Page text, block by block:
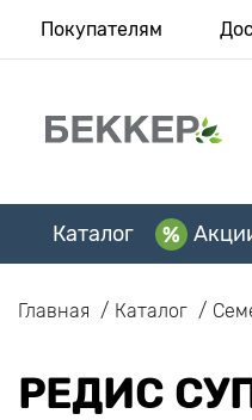
Покупателям
Каталог
Главная Каталог
РЕДИС